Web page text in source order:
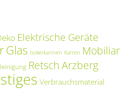
Elektrische Geräte
Glas Isolierkannen Karten Mobiliar
Retsch Arzberg
Verbrauchsmaterial